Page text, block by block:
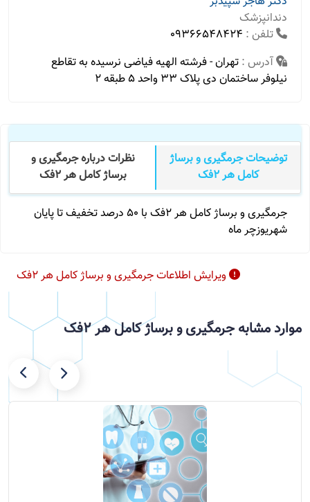
دندانپزشک
تلفن : 09366548424
آدرس : تهران - فرشته الهیه فیاضی نرسیده به تقاطع
نیلوفر ساختمان دی پلاک ۳۳ واحد ۵ طبقه ۲
توضیحات جرمگیری و برساژ
کامل هر ۲فک
نظرات درباره جرمگیری و
برساژ کامل هر ۲فک
جرمگیری و برساژ کامل هر ۲فک با ۵۰ درصد تخفیف تا پایان
شهریوزچر ماه
ویرایش اطلاعات جرمگیری و برساژ کامل هر ۲فک
موارد مشابه جرمگیری و برساژ کامل هر ۲فک